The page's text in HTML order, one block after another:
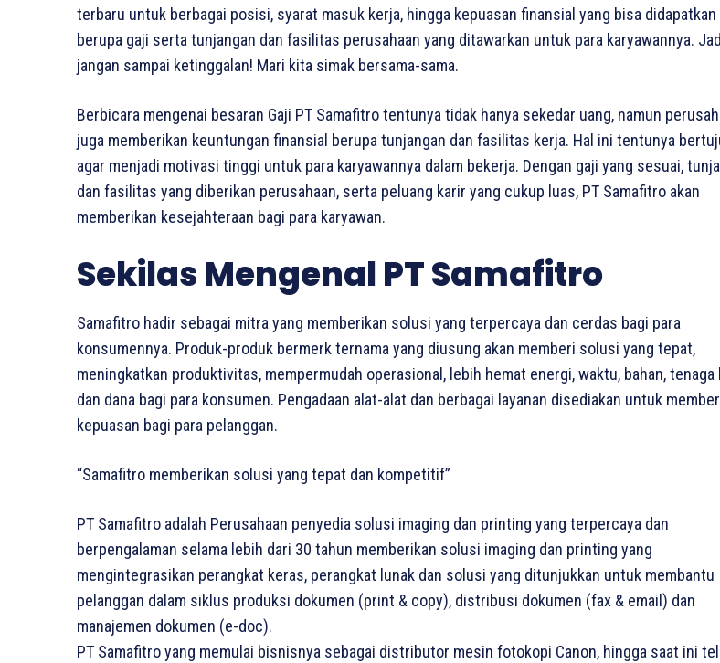
terbaru untuk berbagai posisi, syarat masuk kerja, hingga kepuasan finansial yang bisa didapatkan
berupa gaji serta tunjangan dan fasilitas perusahaan yang ditawarkan untuk para karyawannya.
jangan sampai ketinggalan! Mari kita simak bersama-sama.
Berbicara mengenai besaran Gaji PT Samafitro tentunya tidak hanya sekedar uang, namun
juga memberikan keuntungan finansial berupa tunjangan dan fasilitas kerja. Hal ini tentunya
agar menjadi motivasi tinggi untuk para karyawannya dalam bekerja. Dengan gaji yang sesuai,
dan fasilitas yang diberikan perusahaan, serta peluang karir yang cukup luas, PT Samafitro akan
memberikan kesejahteraan bagi para karyawan.
Sekilas Mengenal PT Samafitro
Samafitro hadir sebagai mitra yang memberikan solusi yang terpercaya dan cerdas bagi para
konsumennya. Produk-produk bermerk ternama yang diusung akan memberi solusi yang tepat,
meningkatkan produktivitas, mempermudah operasional, lebih hemat energi, waktu, bahan, tenaga
dan dana bagi para konsumen. Pengadaan alat-alat dan berbagai layanan disediakan untuk
kepuasan bagi para pelanggan.
“Samafitro memberikan solusi yang tepat dan kompetitif”
PT Samafitro adalah Perusahaan penyedia solusi imaging dan printing yang terpercaya dan
berpengalaman selama lebih dari 30 tahun memberikan solusi imaging dan printing yang
mengintegrasikan perangkat keras, perangkat lunak dan solusi yang ditunjukkan untuk membantu
pelanggan dalam siklus produksi dokumen (print & copy), distribusi dokumen (fax & email) dan
manajemen dokumen (e-doc).
PT Samafitro yang memulai bisnisnya sebagai distributor mesin fotokopi Canon, hingga saat ini